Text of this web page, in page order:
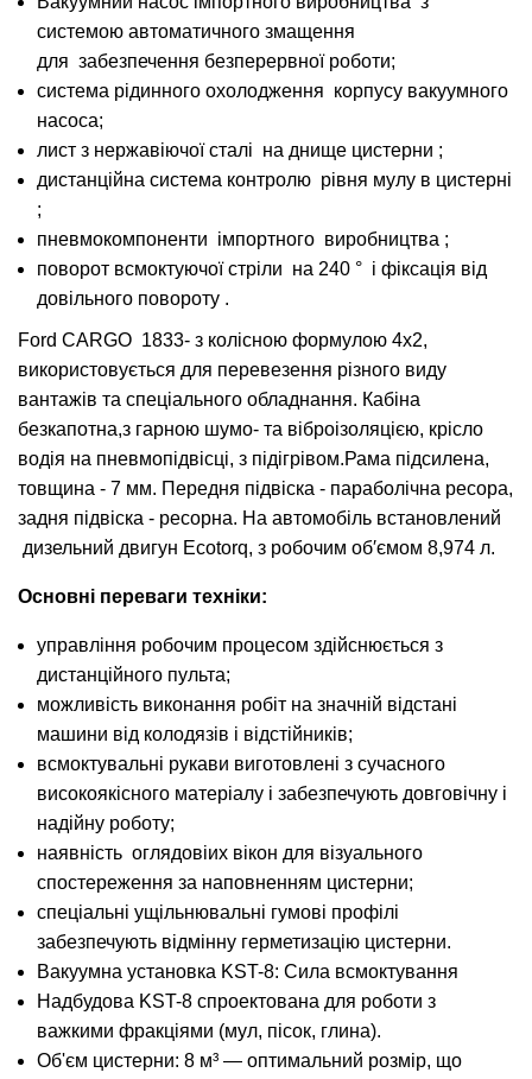
системою автоматичного змащення
для забезпечення безперервної роботи;
система рідинного охолодження корпусу вакуумного
насоса;
лист з нержавіючої сталі на днище цистерни ;
дистанційна система контролю рівня мулу в цистерні
;
пневмокомпоненти імпортного виробництва ;
поворот всмоктуючої стріли на 240 ° і фіксація від
довільного повороту .
Ford CARGO 1833- з колісною формулою 4х2,
використовується для перевезення різного виду
вантажів та спеціального обладнання. Кабіна
безкапотна,з гарною шумо- та віброізоляцією, крісло
водія на пневмопідвісці, з підігрівом.Рама підсилена,
товщина - 7 мм. Передня підвіска - параболічна ресора,
задня підвіска - ресорна. На автомобіль встановлений
дизельний двигун Ecotorq, з робочим об′ємом 8,974 л.
Основні переваги техніки:
управління робочим процесом здійснюється з
дистанційного пульта;
можливість виконання робіт на значній відстані
машини від колодязів і відстійників;
всмоктувальні рукави виготовлені з сучасного
високоякісного матеріалу і забезпечують довговічну і
надійну роботу;
наявність оглядовіих вікон для візуального
спостереження за наповненням цистерни;
спеціальні ущільнювальні гумові профілі
забезпечують відмінну герметизацію цистерни.
Вакуумна установка KST-8: Сила всмоктування
Надбудова KST-8 спроектована для роботи з
важкими фракціями (мул, пісок, глина).
Об'єм цистерни: 8 м³ — оптимальний розмір, що